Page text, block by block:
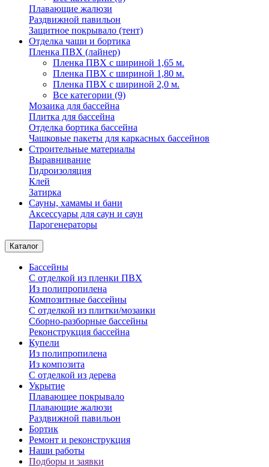
Плавающие жалюзи
Раздвижной павильон
Защитное покрывало (тент)
Отделка чаши и бортика
Пленка ПВХ (лайнер)
Пленка ПВХ с шириной 1,65 м.
Пленка ПВХ с шириной 1,80 м.
Пленка ПВХ с шириной 2,0 м.
Все категории (9)
Мозаика для бассейна
Плитка для бассейна
Отделка бортика бассейна
Чашковые пакеты для каркасных бассейнов
Строительные материалы
Выравнивание
Гидроизоляция
Клей
Затирка
Сауны, хамамы и бани
Аксессуары для саун и саун
Парогенераторы
Каталог
Бассейны
С отделкой из пленки ПВХ
Из полипропилена
Композитные бассейны
С отделкой из плитки/мозаики
Сборно-разборные бассейны
Реконструкция бассейна
Купели
Из полипропилена
Из композита
С отделкой из дерева
Укрытие
Плавающее покрывало
Плавающие жалюзи
Раздвижной павильон
Бортик
Ремонт и реконструкция
Наши работы
Подборы и заявки